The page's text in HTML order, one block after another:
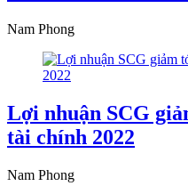
Nam Phong
Lợi nhuận SCG
tài chính 2022
Nam Phong